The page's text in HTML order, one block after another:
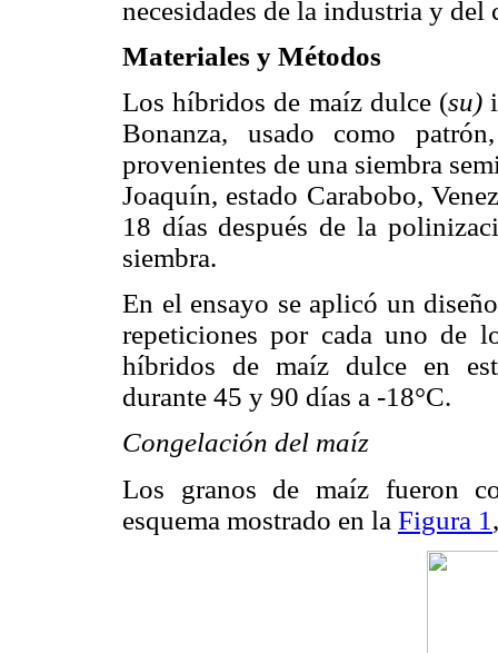
necesidades de la industria y del
Materiales y Métodos
Los híbridos de maíz dulce (su)
Bonanza, usado como
provenientes de una siembra
Joaquín, estado Carabobo,
18 días después de la
siembra.
En el ensayo se aplicó un
repeticiones por cada uno de
híbridos de maíz dulce en
durante 45 y 90 días a -18°C.
Congelación del maíz
Los granos de maíz fueron
esquema mostrado en la Figura 1